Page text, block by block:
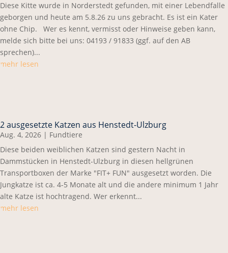
Diese Kitte wurde in Norderstedt gefunden, mit einer Lebendfalle
geborgen und heute am 5.8.26 zu uns gebracht. Es ist ein Kater
ohne Chip. Wer es kennt, vermisst oder Hinweise geben kann,
melde sich bitte bei uns: 04193 / 91833 (ggf. auf den AB
sprechen)...
mehr lesen
2 ausgesetzte Katzen aus Henstedt-Ulzburg
Aug. 4, 2026 | Fundtiere
Diese beiden weiblichen Katzen sind gestern Nacht in
Dammstücken in Henstedt-Ulzburg in diesen hellgrünen
Transportboxen der Marke "FIT+ FUN" ausgesetzt worden. Die
Jungkatze ist ca. 4-5 Monate alt und die andere minimum 1 Jahr
alte Katze ist hochtragend. Wer erkennt...
mehr lesen